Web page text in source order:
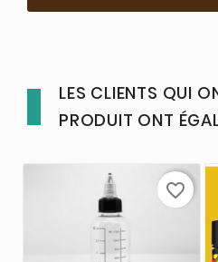
LES CLIENTS QUI
PRODUIT ONT
favorite_border